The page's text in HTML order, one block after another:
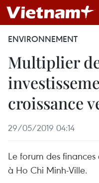
ENVIRONNEMENT
Multiplier
croissance
29/05/2019 04:14
Le forum des
à Ho Chi Minh-Ville.